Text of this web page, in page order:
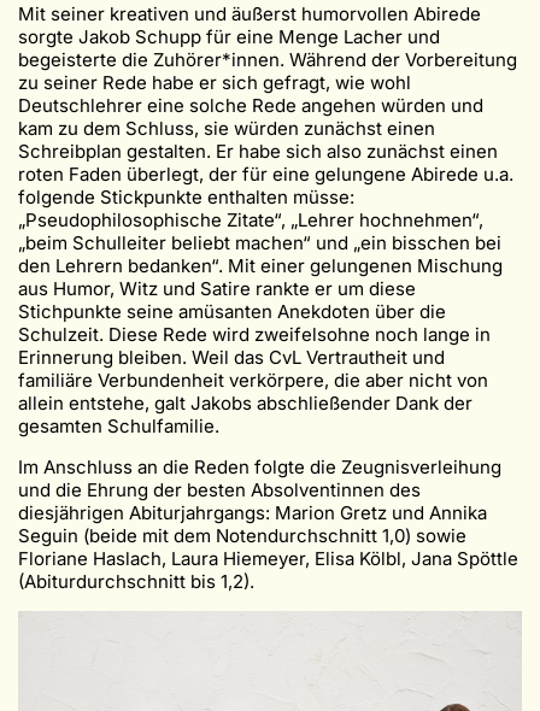
Mit seiner kreativen und äußerst humorvollen Abirede
sorgte Jakob Schupp für eine Menge Lacher und
begeisterte die Zuhörer*innen. Während der Vorbereitung
zu seiner Rede habe er sich gefragt, wie wohl
Deutschlehrer eine solche Rede angehen würden und
kam zu dem Schluss, sie würden zunächst einen
Schreibplan gestalten. Er habe sich also zunächst einen
roten Faden überlegt, der für eine gelungene Abirede u.a.
folgende Stickpunkte enthalten müsse:
„Pseudophilosophische Zitate“, „Lehrer hochnehmen“,
„beim Schulleiter beliebt machen“ und „ein bisschen bei
den Lehrern bedanken“. Mit einer gelungenen Mischung
aus Humor, Witz und Satire rankte er um diese
Stichpunkte seine amüsanten Anekdoten über die
Schulzeit. Diese Rede wird zweifelsohne noch lange in
Erinnerung bleiben. Weil das CvL Vertrautheit und
familiäre Verbundenheit verkörpere, die aber nicht von
allein entstehe, galt Jakobs abschließender Dank der
gesamten Schulfamilie.
Im Anschluss an die Reden folgte die Zeugnisverleihung
und die Ehrung der besten Absolventinnen des
diesjährigen Abiturjahrgangs: Marion Gretz und Annika
Seguin (beide mit dem Notendurchschnitt 1,0) sowie
Floriane Haslach, Laura Hiemeyer, Elisa Kölbl, Jana Spöttle
(Abiturdurchschnitt bis 1,2).